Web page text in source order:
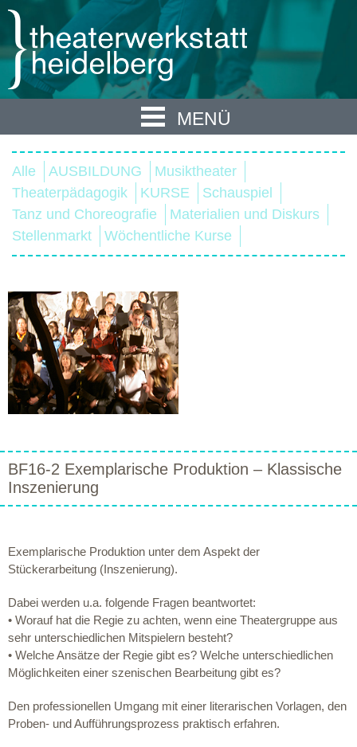
MENÜ
Alle AUSBILDUNG
Musiktheater
Theaterpädagogik
KURSE
Schauspiel
Tanz und Choreografie
Materialien und Diskurs
Stellenmarkt
Wöchentliche Kurse
BF16-2 Exemplarische Produktion – Klassische
Inszenierung
Exemplarische Produktion unter dem Aspekt der
Stückerarbeitung (Inszenierung).
Dabei werden u.a. folgende Fragen beantwortet:
• Worauf hat die Regie zu achten, wenn eine Theatergruppe aus
sehr unterschiedlichen Mitspielern besteht?
• Welche Ansätze der Regie gibt es? Welche unterschiedlichen
Möglichkeiten einer szenischen Bearbeitung gibt es?
Den professionellen Umgang mit einer literarischen Vorlagen, den
Proben- und Aufführungsprozess praktisch erfahren.